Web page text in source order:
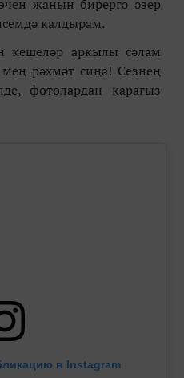
җанын бирергә әзер
калдырам.
кешеләр аркылы сәлам
рәхмәт сиңа! Сезнең
фотолардан карагыз
в Instagram